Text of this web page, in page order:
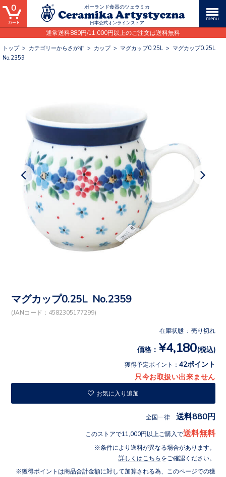
ポーランド食器のツェラミカ
日本公式オンラインストア
通常送料880円/11,000円以上のご注文は送料無料
0
トップ> カテゴリーからさがす > カップ> マグカップ0.25L > マグカップ0.25L
No.2359
マグカップ0.25L No.2359
(JANコード：4582305177299)
在庫状態 : 売り切れ
価格： ¥4,180(税込)
獲得予定ポイント： 42ポイント
只今お取扱い出来ません
お気に入り追加
全国一律 送料880円
このストアで11,000円以上ご購入で送料無料
条件により送料が異なる場合があります。
詳しくはこちら をご確認ください。
獲得ポイントは商品合計金額に対して加算される為、このページでの獲